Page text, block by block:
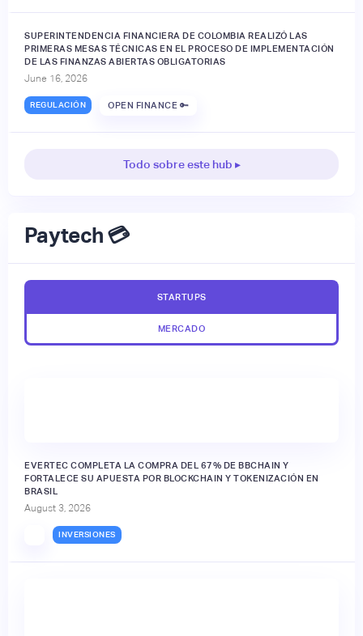
SUPERINTENDENCIA FINANCIERA DE COLOMBIA REALIZÓ LAS
PRIMERAS MESAS TÉCNICAS EN EL PROCESO DE IMPLEMENTACIÓN
DE LAS FINANZAS ABIERTAS OBLIGATORIAS
June 16, 2026
REGULACIÓN OPEN FINANCE 🔑
Todo sobre este hub ▸
Paytech 💳
STARTUPS
MERCADO
EVERTEC COMPLETA LA COMPRA DEL 67% DE BBCHAIN Y
FORTALECE SU APUESTA POR BLOCKCHAIN Y TOKENIZACIÓN EN
BRASIL
August 3, 2026
INVERSIONES